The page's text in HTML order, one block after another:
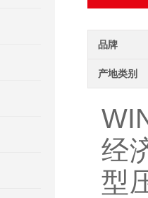
品牌
产地类别
经
型